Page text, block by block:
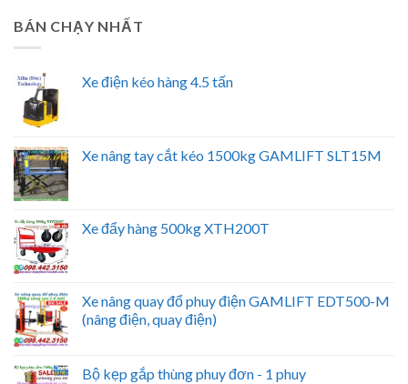
BÁN CHẠY NHẤT
Xe điện kéo hàng 4.5 tấn
Xe nâng tay cắt kéo 1500kg GAMLIFT SLT15M
Xe đẩy hàng 500kg XTH200T
Xe nâng quay đổ phuy điện GAMLIFT EDT500-M
(nâng điện, quay điện)
Bộ kẹp gắp thùng phuy đơn - 1 phuy